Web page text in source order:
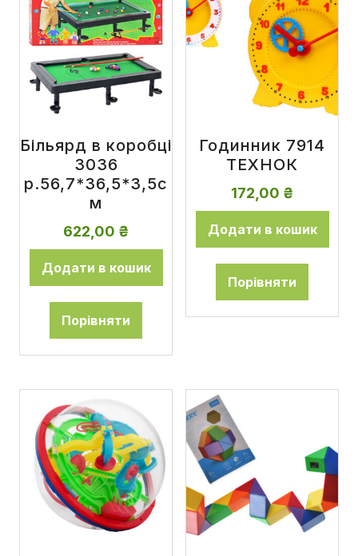
Більярд в коробці
3036
р.56,7*36,5*3,5с
м
622,00 ₴
Додати в кошик
Порівняти
Годинник 7914
ТЕХНОК
172,00 ₴
Додати в кошик
Порівняти